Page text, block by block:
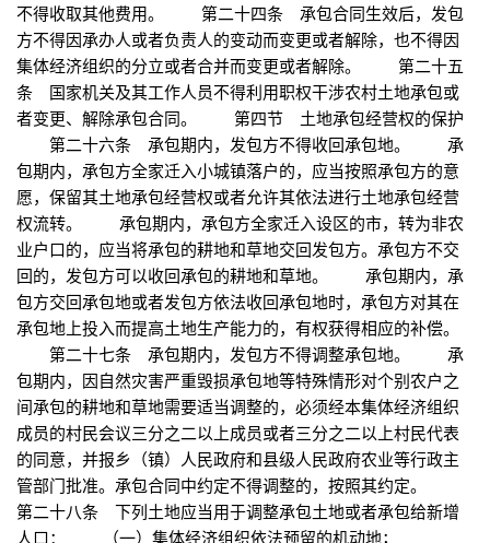
不得收取其他费用。 第二十四条 承包合同生效后，发包
方不得因承办人或者负责人的变动而变更或者解除，也不得因
集体经济组织的分立或者合并而变更或者解除。 第二十五
条 国家机关及其工作人员不得利用职权干涉农村土地承包或
者变更、解除承包合同。 第四节 土地承包经营权的保护
第二十六条 承包期内，发包方不得收回承包地。 承
包期内，承包方全家迁入小城镇落户的，应当按照承包方的意
愿，保留其土地承包经营权或者允许其依法进行土地承包经营
权流转。 承包期内，承包方全家迁入设区的市，转为非农
业户口的，应当将承包的耕地和草地交回发包方。承包方不交
回的，发包方可以收回承包的耕地和草地。 承包期内，承
包方交回承包地或者发包方依法收回承包地时，承包方对其在
承包地上投入而提高土地生产能力的，有权获得相应的补偿。
第二十七条 承包期内，发包方不得调整承包地。 承
包期内，因自然灾害严重毁损承包地等特殊情形对个别农户之
间承包的耕地和草地需要适当调整的，必须经本集体经济组织
成员的村民会议三分之二以上成员或者三分之二以上村民代表
的同意，并报乡（镇）人民政府和县级人民政府农业等行政主
管部门批准。承包合同中约定不得调整的，按照其约定。
第二十八条 下列土地应当用于调整承包土地或者承包给新增
人口： （一）集体经济组织依法预留的机动地；